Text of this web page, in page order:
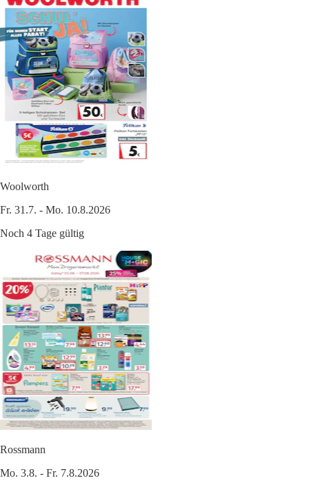
Woolworth
Fr. 31.7. - Mo. 10.8.2026
Noch 4 Tage gültig
Rossmann
Mo. 3.8. - Fr. 7.8.2026